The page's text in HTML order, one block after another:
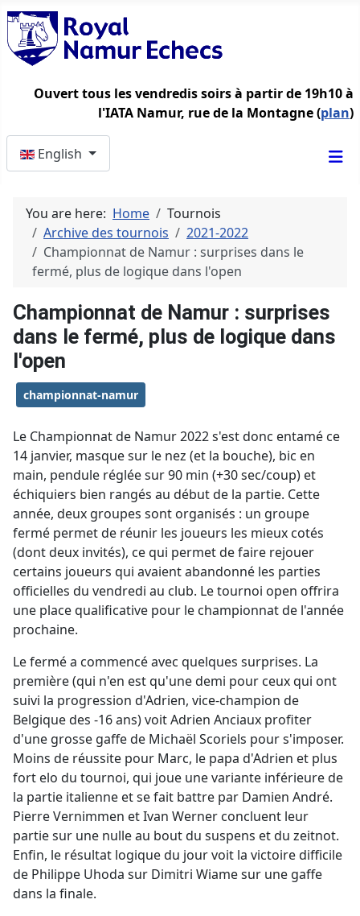
Ouvert tous les vendredis soirs à partir de 19h10 à
l'IATA Namur, rue de la Montagne (plan)
English
You are here: Home
Tournois
Archive des tournois
2021-2022
Championnat de Namur : surprises dans le
fermé, plus de logique dans l'open
Championnat de Namur : surprises
dans le fermé, plus de logique dans
l'open
championnat-namur
Le Championnat de Namur 2022 s'est donc entamé ce
14 janvier, masque sur le nez (et la bouche), bic en
main, pendule réglée sur 90 min (+30 sec/coup) et
échiquiers bien rangés au début de la partie. Cette
année, deux groupes sont organisés : un groupe
fermé permet de réunir les joueurs les mieux cotés
(dont deux invités), ce qui permet de faire rejouer
certains joueurs qui avaient abandonné les parties
officielles du vendredi au club. Le tournoi open offrira
une place qualificative pour le championnat de l'année
prochaine.
Le fermé a commencé avec quelques surprises. La
première (qui n'en est qu'une demi pour ceux qui ont
suivi la progression d'Adrien, vice-champion de
Belgique des -16 ans) voit Adrien Anciaux profiter
d'une grosse gaffe de Michaël Scoriels pour s'imposer.
Moins de réussite pour Marc, le papa d'Adrien et plus
fort elo du tournoi, qui joue une variante inférieure de
la partie italienne et se fait battre par Damien André.
Pierre Vernimmen et Ivan Werner concluent leur
partie sur une nulle au bout du suspens et du zeitnot.
Enfin, le résultat logique du jour voit la victoire difficile
de Philippe Uhoda sur Dimitri Wiame sur une gaffe
dans la finale.